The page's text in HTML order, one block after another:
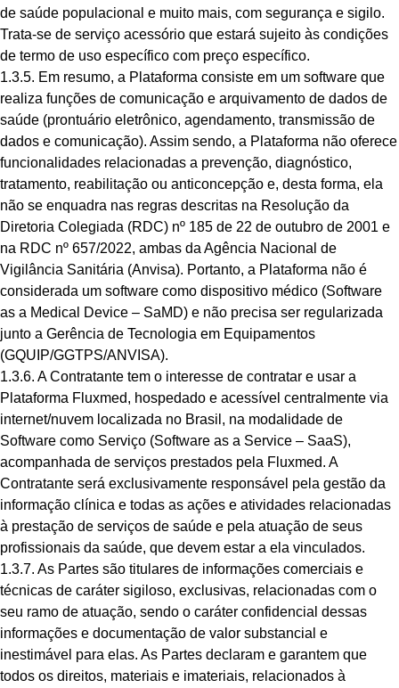
de saúde populacional e muito mais, com segurança e sigilo.
Trata-se de serviço acessório que estará sujeito às condições
de termo de uso específico com preço específico.
1.3.5. Em resumo, a Plataforma consiste em um software que
realiza funções de comunicação e arquivamento de dados de
saúde (prontuário eletrônico, agendamento, transmissão de
dados e comunicação). Assim sendo, a Plataforma não oferece
funcionalidades relacionadas a prevenção, diagnóstico,
tratamento, reabilitação ou anticoncepção e, desta forma, ela
não se enquadra nas regras descritas na Resolução da
Diretoria Colegiada (RDC) nº 185 de 22 de outubro de 2001 e
na RDC nº 657/2022, ambas da Agência Nacional de
Vigilância Sanitária (Anvisa). Portanto, a Plataforma não é
considerada um software como dispositivo médico (Software
as a Medical Device – SaMD) e não precisa ser regularizada
junto a Gerência de Tecnologia em Equipamentos
(GQUIP/GGTPS/ANVISA).
1.3.6. A Contratante tem o interesse de contratar e usar a
Plataforma Fluxmed, hospedado e acessível centralmente via
internet/nuvem localizada no Brasil, na modalidade de
Software como Serviço (Software as a Service – SaaS),
acompanhada de serviços prestados pela Fluxmed. A
Contratante será exclusivamente responsável pela gestão da
informação clínica e todas as ações e atividades relacionadas
à prestação de serviços de saúde e pela atuação de seus
profissionais da saúde, que devem estar a ela vinculados.
1.3.7. As Partes são titulares de informações comerciais e
técnicas de caráter sigiloso, exclusivas, relacionadas com o
seu ramo de atuação, sendo o caráter confidencial dessas
informações e documentação de valor substancial e
inestimável para elas. As Partes declaram e garantem que
todos os direitos, materiais e imateriais, relacionados à